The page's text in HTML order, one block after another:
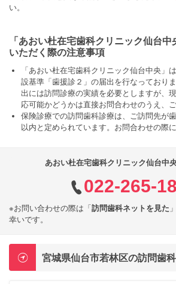
い。
「あおい杜在宅歯科クリニック仙台
いただく際の注意事項
「あおい杜在宅歯科クリニック仙台中央」
設基準「歯援診２」の届出を行なっており
出には訪問診療の実績を必要としますが、
応可能かどうかは直接お問合わせのうえ、ご
保険診療での訪問歯科診療は、ご訪問先が
以内と定められています。お問合わせの際
あおい杜在宅歯科クリニック仙台中
022-265-
※お問い合わせの際は「訪問歯科ネットを見た
幸いです。
宮城県仙台市若林区の訪問歯科